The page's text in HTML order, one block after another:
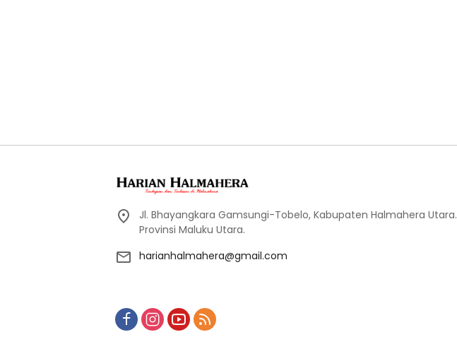
Jl. Bhayangkara Gamsungi-Tobelo, Kabupaten Halmahera Utara.
Provinsi Maluku Utara.
harianhalmahera@gmail.com